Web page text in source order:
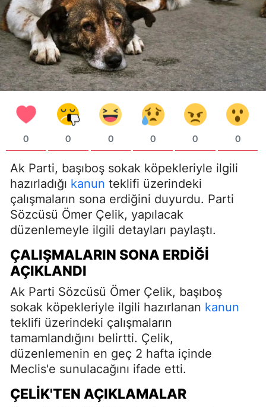
0 0 0 0 0 0
Ak Parti, başıboş sokak köpekleriyle ilgili
hazırladığı kanun teklifi üzerindeki
çalışmaların sona erdiğini duyurdu. Parti
Sözcüsü Ömer Çelik, yapılacak
düzenlemeyle ilgili detayları paylaştı.
ÇALIŞMALARIN SONA ERDIĞI
AÇIKLANDI
Ak Parti Sözcüsü Ömer Çelik, başıboş
sokak köpekleriyle ilgili hazırlanan kanun
teklifi üzerindeki çalışmaların
tamamlandığını belirtti. Çelik,
düzenlemenin en geç 2 hafta içinde
Meclis'e sunulacağını ifade etti.
ÇELIK'TEN AÇIKLAMALAR